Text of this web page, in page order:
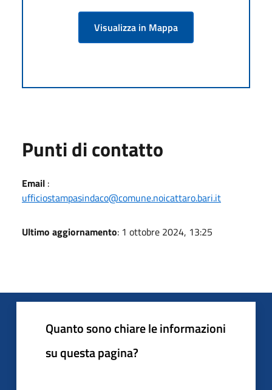
Visualizza in Mappa
Punti di contatto
Email :
ufficiostampasindaco@comune.noicattaro.bari.it
Ultimo aggiornamento: 1 ottobre 2024, 13:25
Quanto sono chiare le informazioni
su questa pagina?